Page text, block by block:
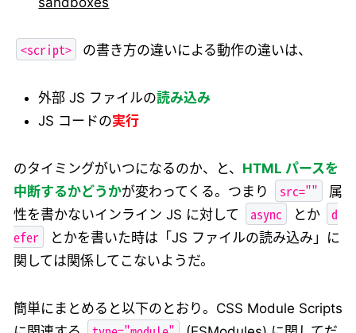
<script> の書き方の違いによる動作の違いは、
外部 JS ファイルの読み込み
JS コードの実行
のタイミングがいつになるのか、と、 HTML パースを
中断するかどうかが変わってくる。つまり src=""
属
性を書かないインライン JS に対して
async とか
d
efer
とかを書いた時は「JS ファイルの読み込み」に
関しては関係してこないようだ。
簡単にまとめると以下のとおり。CSS Module Scripts